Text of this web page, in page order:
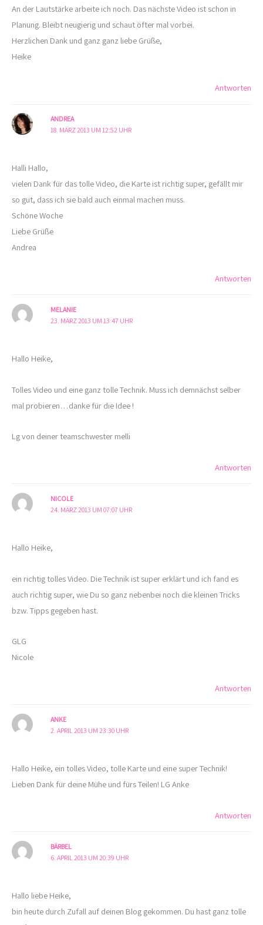
An der Lautstärke arbeite ich noch. Das nächste Video ist schon in
Planung. Bleibt neugierig und schaut öfter mal vorbei.
Herzlichen Dank und ganz ganz liebe Grüße,
Heike
Antworten
ANDREA
18. MÄRZ 2013 UM 12:52 UHR
Halli Hallo,
vielen Dank für das tolle Video, die Karte ist richtig super, gefällt mir
so gut, dass ich sie bald auch einmal machen muss.
Schöne Woche
Liebe Grüße
Andrea
Antworten
MELANIE
23. MÄRZ 2013 UM 13:47 UHR
Hallo Heike,
Tolles Video und eine ganz tolle Technik. Muss ich demnächst selber
mal probieren…danke für die Idee !
Lg von deiner teamschwester melli
Antworten
NICOLE
24. MÄRZ 2013 UM 07:07 UHR
Hallo Heike,
ein richtig tolles Video. Die Technik ist super erklärt und ich fand es
auch richtig super, wie Du so ganz nebenbei noch die kleinen Tricks
bzw. Tipps gegeben hast.
GLG
Nicole
Antworten
ANKE
2. APRIL 2013 UM 23:30 UHR
Hallo Heike, ein tolles Video, tolle Karte und eine super Technik!
Lieben Dank für deine Mühe und fürs Teilen! LG Anke
Antworten
BÄRBEL
6. APRIL 2013 UM 20:39 UHR
Hallo liebe Heike,
bin heute durch Zufall auf deinen Blog gekommen. Du hast ganz tolle